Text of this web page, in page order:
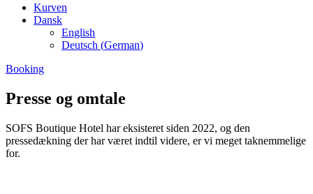
Kurven
Dansk
English
Deutsch (German)
Booking
Presse og omtale
SOFS Boutique Hotel har eksisteret siden 2022, og den
pressedækning der har været indtil videre, er vi meget taknemmelige
for.